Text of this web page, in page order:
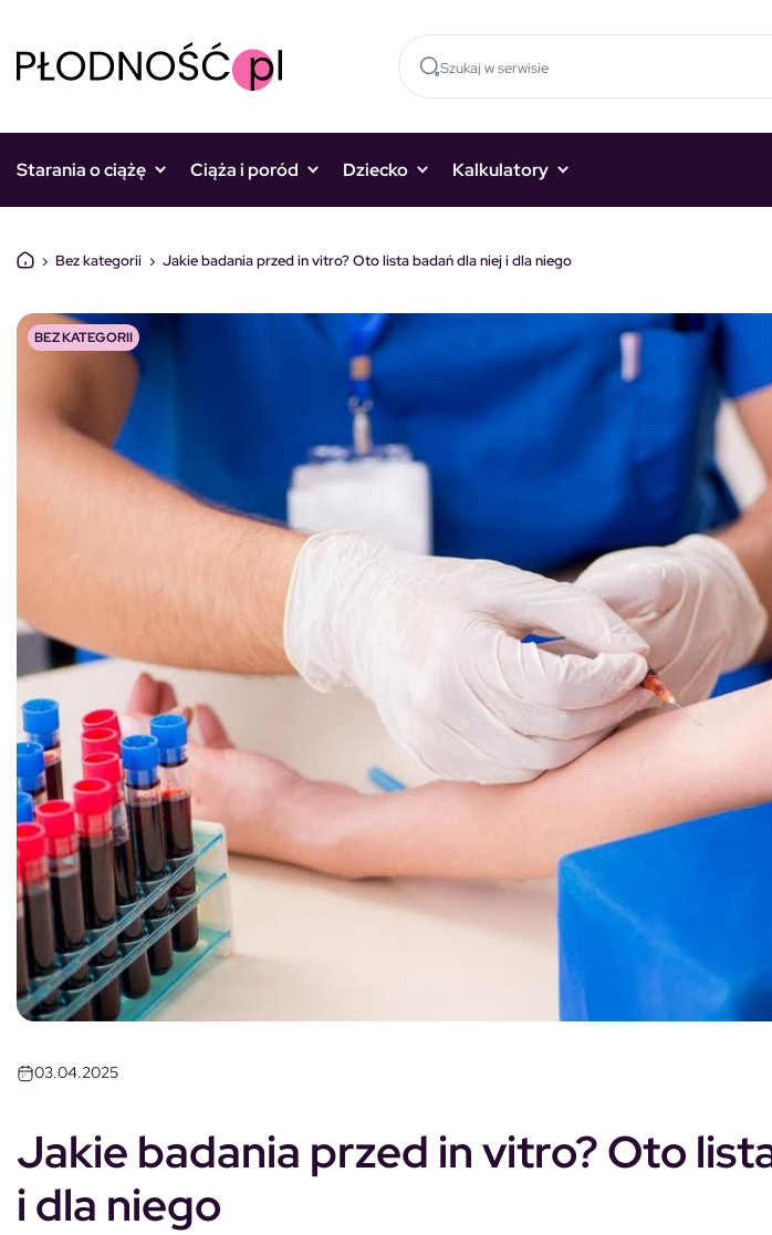
Starania o ciążę Ciąża i poród Dziecko Kalkulatory
› Bez kategorii › Jakie badania przed in vitro? Oto lista badań dla niej i dla niego
BEZ KATEGORII
03.04.2025
Jakie badania przed in vitro? Oto
i dla niego